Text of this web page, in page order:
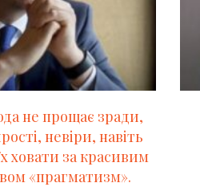
не прощає зради,
невіри, навіть
ховати за красивим
«прагматизм».